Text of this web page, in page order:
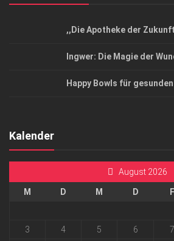
,,Die Apotheke der
Ingwer: Die Magie der
Happy Bowls für
Kalender
August 2026
M D M D F
3
4 5 6 7